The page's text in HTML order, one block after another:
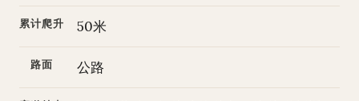
累计爬升 50米
路面 公路